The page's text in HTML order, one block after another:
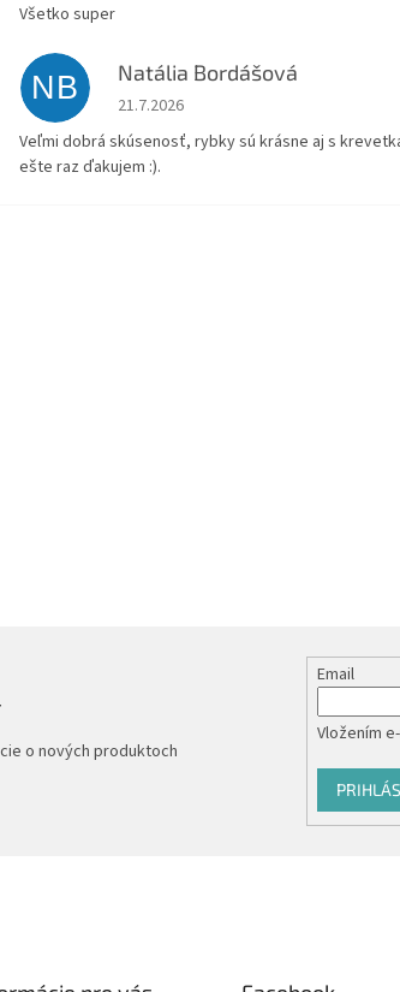
Všetko super
NB Natália Bordášová
Hodnotenie obchodu je 5 z 5 hviezdičiek.
21.7.2026
Veľmi dobrá skúsenosť, rybky sú krásne aj s
ešte raz ďakujem :).
o nových produktoch
Email
Vložením